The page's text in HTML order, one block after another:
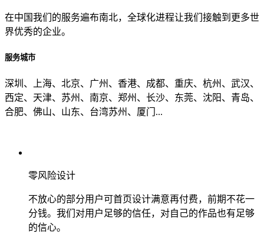
在中国我们的服务遍布南北，全球化进程让我们接触到更多世
界优秀的企业。
服务城市
深圳、上海、北京、广州、香港、成都、重庆、杭州、武汉、
西定、天津、苏州、南京、郑州、长沙、东莞、沈阳、青岛、
合肥、佛山、山东、台湾苏州、厦门...
零风险设计
不放心的部分用户可首页设计满意再付费，前期不花一
分钱。我们对用户足够的信任，对自己的作品也有足够
的信心。